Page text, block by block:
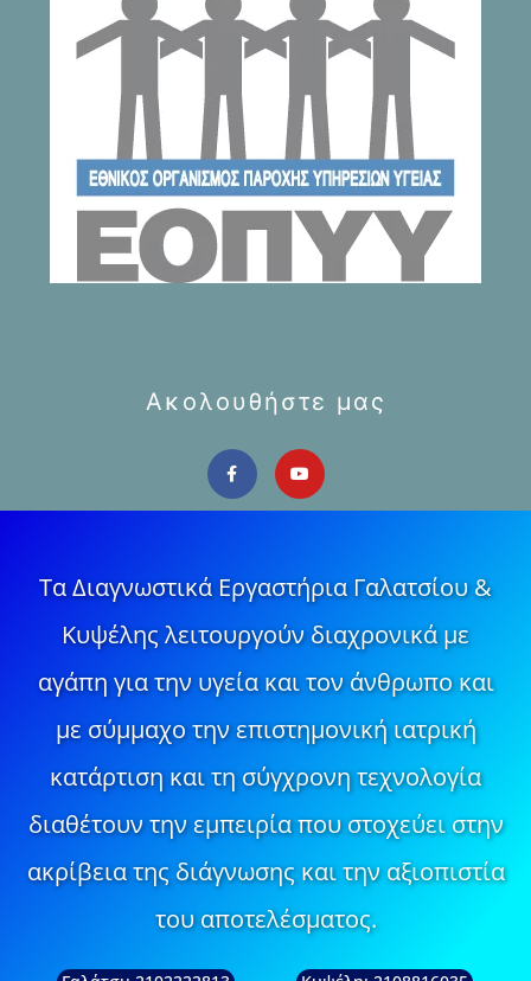
Ακολουθήστε μας
Τα Διαγνωστικά Εργαστήρια Γαλατσίου &
Κυψέλης λειτουργούν διαχρονικά με
αγάπη για την υγεία και τον άνθρωπο και
με σύμμαχο την επιστημονική ιατρική
κατάρτιση και τη σύγχρονη τεχνολογία
διαθέτουν την εμπειρία που στοχεύει στην
ακρίβεια της διάγνωσης και την αξιοπιστία
του αποτελέσματος.